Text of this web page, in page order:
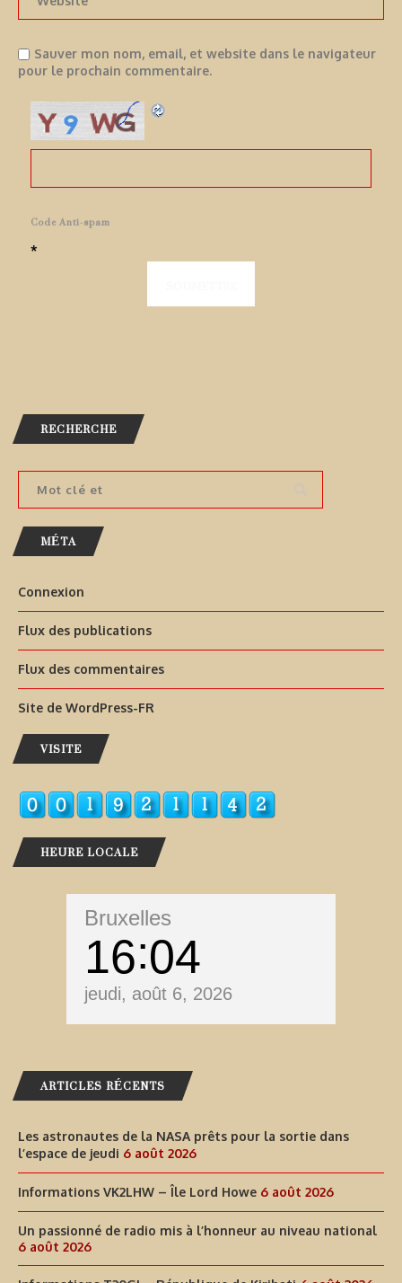
Sauver mon nom, email, et website dans le navigateur
pour le prochain commentaire.
Code Anti-spam
*
RECHERCHE
MÉTA
Connexion
Flux des publications
Flux des commentaires
Site de WordPress-FR
VISITE
HEURE LOCALE
Bruxelles
16 05
jeudi, août 6, 2026
ARTICLES RÉCENTS
Les astronautes de la NASA prêts pour la sortie dans
l’espace de jeudi 6 août 2026
Informations VK2LHW – Île Lord Howe 6 août 2026
Un passionné de radio mis à l’honneur au niveau national
6 août 2026